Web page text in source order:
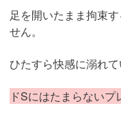
足を開いたまま拘束
せん。
ひたすら快感に溺れて
ドSにはたまらないプ